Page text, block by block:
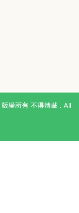
權所有 不得轉載 . All